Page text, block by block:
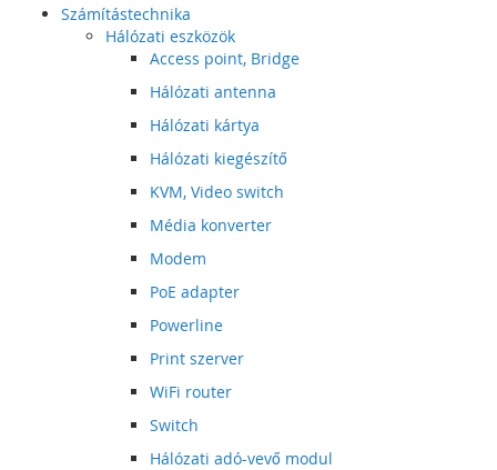
Számítástechnika
Hálózati eszközök
Access point, Bridge
Hálózati antenna
Hálózati kártya
Hálózati kiegészítő
KVM, Video switch
Média konverter
Modem
PoE adapter
Powerline
Print szerver
WiFi router
Switch
Hálózati adó-vevő modul